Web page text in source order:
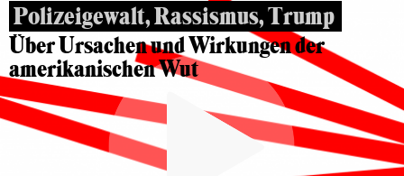
Polizeigewalt, Rassismus, Trump
Über Ursachen und Wirkungen der
amerikanischen Wut